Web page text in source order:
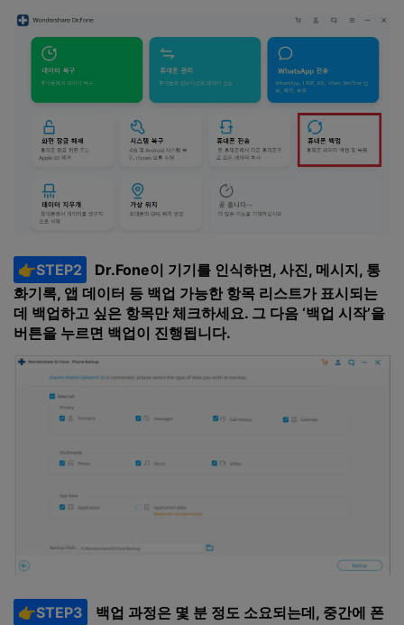
👉STEP2
Dr.Fone이 기기를 인식하면, 사진, 메시지, 통
화기록, 앱 데이터 등 백업 가능한 항목 리스트가 표시되는
데 백업하고 싶은 항목만 체크하세요. 그 다음 ‘백업 시작’을
버튼을 누르면 백업이 진행됩니다.
👉STEP3
백업 과정은 몇 분 정도 소요되는데, 중간에 폰